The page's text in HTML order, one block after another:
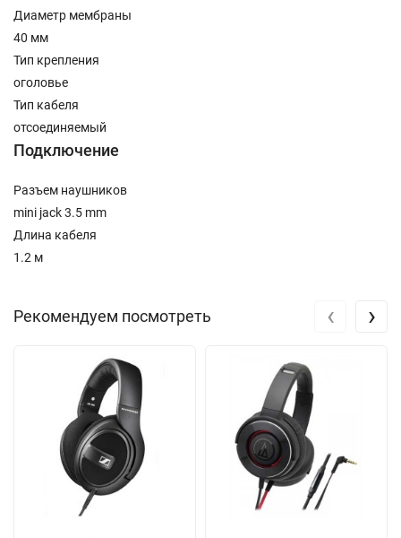
Диаметр мембраны
40 мм
Тип крепления
оголовье
Тип кабеля
отсоединяемый
Подключение
Разъем наушников
mini jack 3.5 mm
Длина кабеля
1.2 м
Рекомендуем посмотреть ‹ ›